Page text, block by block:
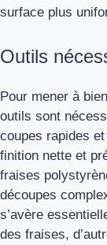
surface plus
Outils
Pour mener à
outils sont
coupes rapides
finition nette et
fraises
découpes
s’avère
des fraises,